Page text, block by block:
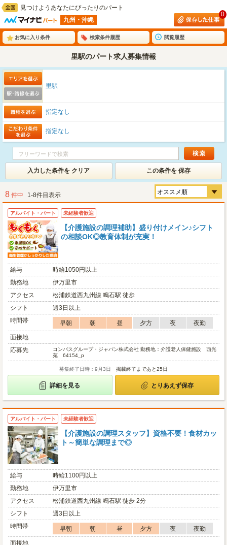
見つけようあなたにぴったりのパート
九州・沖縄
0
お気に入り条件 検索条件履歴 閲覧履歴
里駅のパート求人募集情報
里駅
指定なし
指定なし
入力した条件を クリア この条件を 保存
8 件中 1-8件目表示
アルバイト・パート 未経験者歓迎
【介護施設の調理補助】盛り付けメイン♪シフト
の相談OK◎教育体制が充実！
給与
時給1050円以上
勤務地
伊万里市
アクセス
松浦鉄道西九州線 鳴石駅 徒歩
シフト
週3日以上
時間帯
早朝 朝 昼 夕方 夜
夜勤
面接地
応募先
コンパスグループ・ジャパン株式会社 勤務地：介護老人保健施設 西光
苑 64154_p
募集終了日時：9月3日 掲載終了まであと25日
詳細を見る とりあえず保存
アルバイト・パート 未経験者歓迎
【介護施設の調理スタッフ】資格不要！食材カッ
ト～簡単な調理まで◎
給与
時給1100円以上
勤務地
伊万里市
アクセス
松浦鉄道西九州線 鳴石駅 徒歩 2分
シフト
週3日以上
時間帯
早朝 朝 昼 夕方 夜
夜勤
面接地